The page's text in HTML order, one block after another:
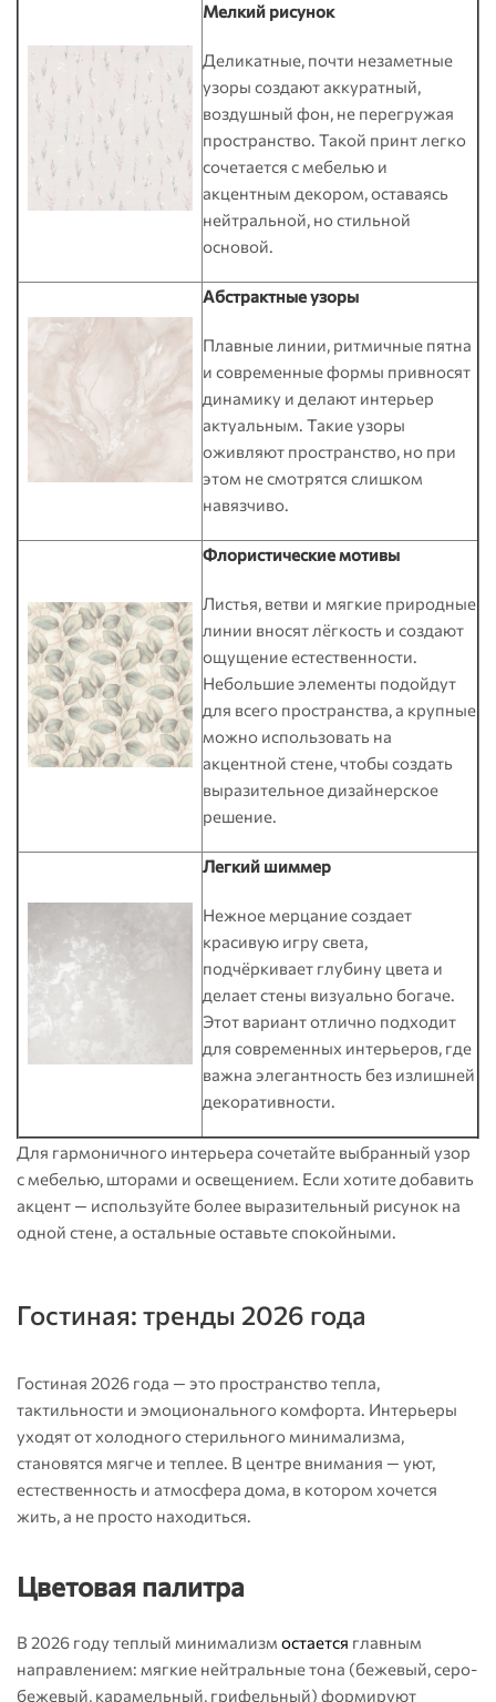
Мелкий рисунок
Деликатные, почти незаметные
узоры создают аккуратный,
воздушный фон, не перегружая
пространство. Такой принт легко
сочетается с мебелью и
акцентным декором, оставаясь
нейтральной, но стильной
основой.
Абстрактные узоры
Плавные линии, ритмичные пятна
и современные формы привносят
динамику и делают интерьер
актуальным. Такие узоры
оживляют пространство, но при
этом не смотрятся слишком
навязчиво.
Флористические мотивы
Листья, ветви и мягкие природные
линии вносят лёгкость и создают
ощущение естественности.
Небольшие элементы подойдут
для всего пространства, а крупные
можно использовать на
акцентной стене, чтобы создать
выразительное дизайнерское
решение.
Легкий шиммер
Нежное мерцание создает
красивую игру света,
подчёркивает глубину цвета и
делает стены визуально богаче.
Этот вариант отлично подходит
для современных интерьеров, где
важна элегантность без излишней
декоративности.
Для гармоничного интерьера сочетайте выбранный узор
с мебелью, шторами и освещением. Если хотите добавить
акцент — используйте более выразительный рисунок на
одной стене, а остальные оставьте спокойными.
Гостиная: тренды 2026 года
Гостиная 2026 года — это пространство тепла,
тактильности и эмоционального комфорта. Интерьеры
уходят от холодного стерильного минимализма,
становятся мягче и теплее. В центре внимания — уют,
естественность и атмосфера дома, в котором хочется
жить, а не просто находиться.
Цветовая палитра
В 2026 году теплый минимализм остается главным
направлением: мягкие нейтральные тона (бежевый, серо-
бежевый, карамельный, грифельный) формируют